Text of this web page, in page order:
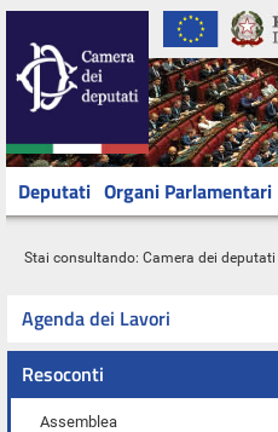
Deputati Organi Parlamentari
Stai consultando: Camera dei deputati
Agenda dei Lavori
Resoconti
Assemblea